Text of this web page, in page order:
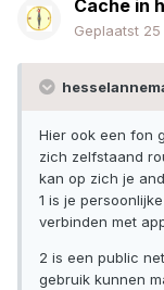
Cache in
Geplaatst
Hier ook een fon
zich zelfstaand
kan op zich je
1 is je
verbinden met
2 is een public
gebruik kunnen